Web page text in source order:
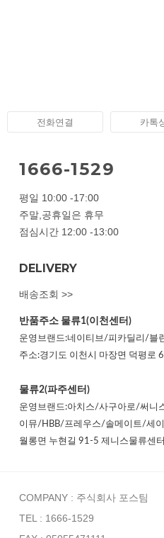
전화연결 카톡
1666-1529
평일 10:00 -17:00
주말,공휴일은 휴무
점심시간 12:00 -13:00
DELIVERY
배송조회 >>
반품주소 물류1(이천센터)
운영브랜드:네이티브/피카딜리/블
주소:경기도 이천시 마장면 덕평로
물류2(파주센터)
운영브랜드:아치스/사구아로/써니
이뮤/HBB/프레우스/솔메이트/세이
월롱면 누현길 91-5 제니스물류센터
COMPANY : 주식회사 포스팀
TEL : 1666-1529